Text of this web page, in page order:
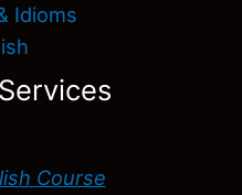
Idioms
Course